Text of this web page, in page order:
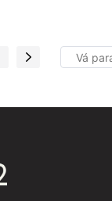
removíveis.